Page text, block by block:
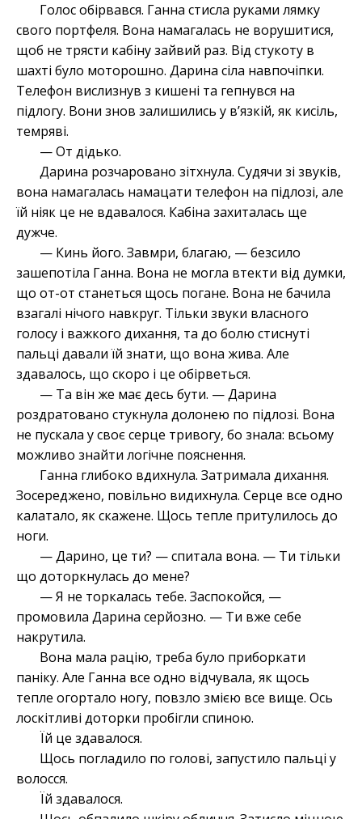
Голос обірвався. Ганна стисла руками лямку
свого портфеля. Вона намагалась не ворушитися,
щоб не трясти кабіну зайвий раз. Від стукоту в
шахті було моторошно. Дарина сіла навпочіпки.
Телефон вислизнув з кишені та гепнувся на
підлогу. Вони знов залишились у вʼязкій, як кисіль,
темряві.
— От дідько.
Дарина розчаровано зітхнула. Судячи зі звуків,
вона намагалась намацати телефон на підлозі, але
їй ніяк це не вдавалося. Кабіна захиталась ще
дужче.
— Кинь його. Завмри, благаю, — безсило
зашепотіла Ганна. Вона не могла втекти від думки,
що от-от станеться щось погане. Вона не бачила
взагалі нічого навкруг. Тільки звуки власного
голосу і важкого дихання, та до болю стиснуті
пальці давали їй знати, що вона жива. Але
здавалось, що скоро і це обірветься.
— Та він же має десь бути. — Дарина
роздратовано стукнула долонею по підлозі. Вона
не пускала у своє серце тривогу, бо знала: всьому
можливо знайти логічне пояснення.
Ганна глибоко вдихнула. Затримала дихання.
Зосереджено, повільно видихнула. Серце все одно
калатало, як скажене. Щось тепле притулилось до
ноги.
— Дарино, це ти? — спитала вона. — Ти тільки
що доторкнулась до мене?
— Я не торкалась тебе. Заспокойся, —
промовила Дарина серйозно. — Ти вже себе
накрутила.
Вона мала рацію, треба було приборкати
паніку. Але Ганна все одно відчувала, як щось
тепле огортало ногу, повзло змією все вище. Ось
лоскітливі доторки пробігли спиною.
Їй це здавалося.
Щось погладило по голові, запустило пальці у
волосся.
Їй здавалося.